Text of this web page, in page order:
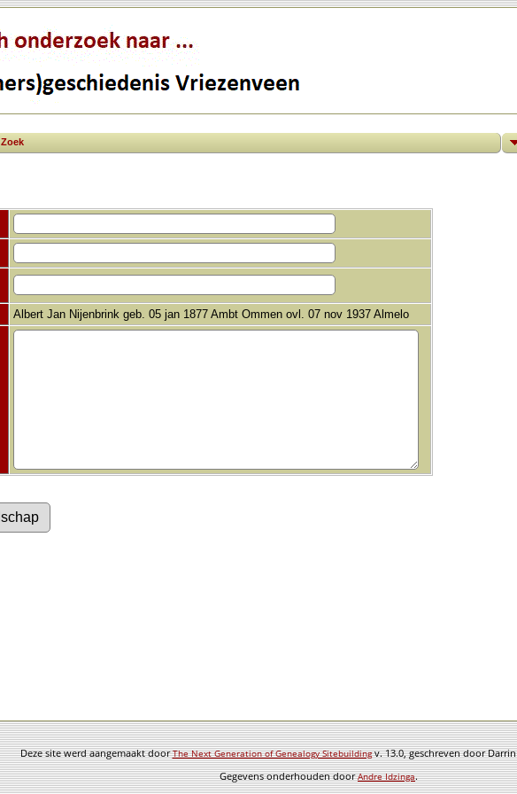
Zoek
Albert Jan Nijenbrink geb. 05 jan 1877 Ambt Ommen ovl. 07 nov 1937 Almelo
Deze site werd aangemaakt doorThe Next Generation of Genealogy Sitebuildingv. 13.0, geschreven door
Gegevens onderhouden doorAndre Idzinga.